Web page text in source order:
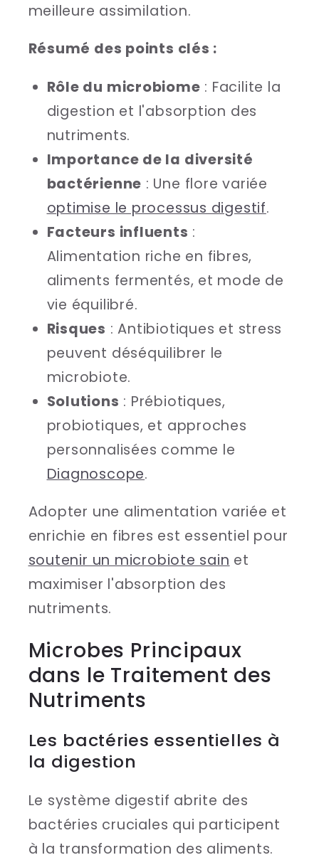
meilleure assimilation.
Résumé des points clés :
Rôle du microbiome : Facilite la
digestion et l'absorption des
nutriments.
Importance de la diversité
bactérienne : Une flore variée
optimise le processus digestif.
Facteurs influents :
Alimentation riche en fibres,
aliments fermentés, et mode de
vie équilibré.
Risques : Antibiotiques et stress
peuvent déséquilibrer le
microbiote.
Solutions : Prébiotiques,
probiotiques, et approches
personnalisées comme le
Diagnoscope.
Adopter une alimentation variée et
enrichie en fibres est essentiel pour
soutenir un microbiote sainet
maximiser l'absorption des
nutriments.
Microbes Principaux
dans le Traitement des
Nutriments
Les bactéries essentielles à
la digestion
Le système digestif abrite des
bactéries cruciales qui participent
à la transformation des aliments.